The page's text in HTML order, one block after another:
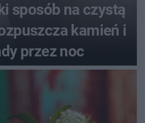
sposób na czystą
kamień i
przez noc